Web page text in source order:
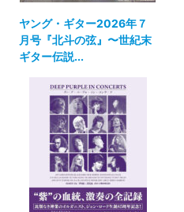
ヤング・ギター2026年７
月号『北斗の弦』〜世紀末
ギター伝説...